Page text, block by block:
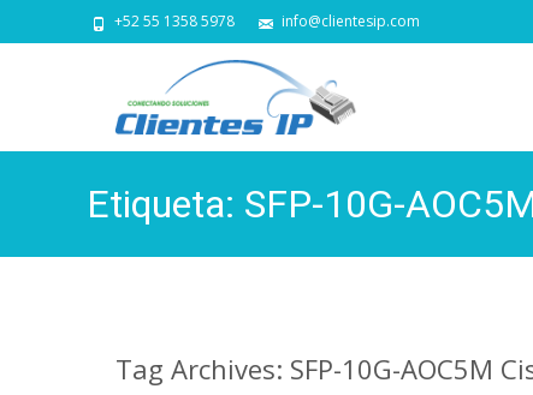
+52 55 1358 5978 info@clientesip.com
Etiqueta: SFP-10G-
Tag Archives: SFP-10G-AOC5M